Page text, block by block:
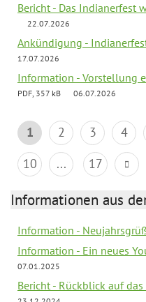
Bericht - Das Indianerfest
22.07.2026
Ankündigung -
17.07.2026
Information - Vorstellung
PDF, 357 kB 06.07.2026
1 2 3 4
10
... 17
Informationen aus
Information -
Information - Ein neues
07.01.2025
Bericht - Rückblick auf